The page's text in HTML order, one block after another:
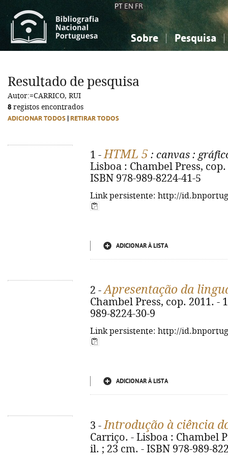
PT EN FR
Sobre Pesquisa
Ciências sociais...
Ciências sociais...
Resultado de pesquisa
Autor:=CARRICO, RUI
8 registos encontrados
ADICIONAR TODOS RETIRAR TODOS
1 -HTML 5 : canvas :
Lisboa : Chambel Press,
ISBN 978-989-8224-41-5
Link persistente: http://
ADICIONAR À LISTA
2 -Apresentação da
Chambel Press, cop. 2011. -
989-8224-30-9
Link persistente: http://
ADICIONAR À LISTA
3 -Introdução à ciência
Carriço. - Lisboa : Chambel
il. ; 23 cm. - ISBN 978-989-